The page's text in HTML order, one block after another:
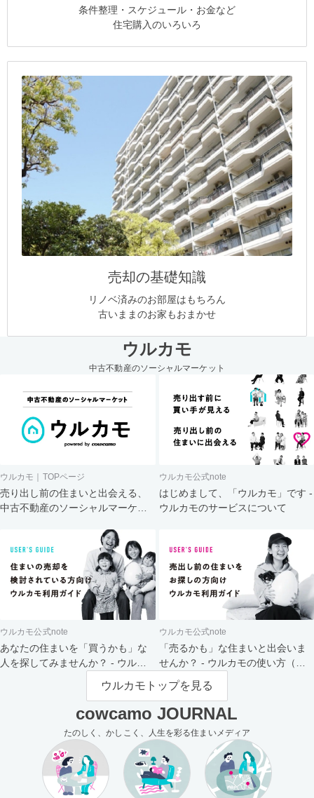
条件整理・スケジュール・お金など
住宅購入のいろいろ
売却の基礎知識
リノベ済みのお部屋はもちろん
古いままのお家もおまかせ
ウルカモ
中古不動産のソーシャルマーケット
ウルカモ｜TOPページ
売り出し前の住まいと出会える、
中古不動産のソーシャルマーケッ
ウルカモ公式note
はじめまして、「ウルカモ」です -
ウルカモのサービスについて
ウルカモ公式note
あなたの住まいを「買うかも」な
人を探してみませんか？ - ウルカ
ウルカモ公式note
「売るかも」な住まいと出会いま
せんか？ - ウルカモの使い方（買
主さま向け）
ウルカモトップを見る
cowcamo JOURNAL
たのしく、かしこく、人生を彩る住まいメディア